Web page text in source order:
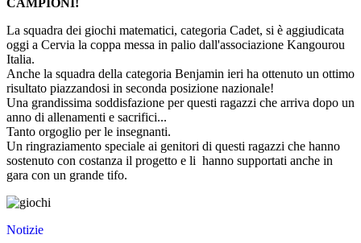
CAMPIONI!
La squadra dei giochi matematici, categoria Cadet, si è aggiudicata
oggi a Cervia la coppa messa in palio dall'associazione Kangourou
Italia.
Anche la squadra della categoria Benjamin ieri ha ottenuto un ottimo
risultato piazzandosi in seconda posizione nazionale!
Una grandissima soddisfazione per questi ragazzi che arriva dopo un
anno di allenamenti e sacrifici...
Tanto orgoglio per le insegnanti.
Un ringraziamento speciale ai genitori di questi ragazzi che hanno
sostenuto con costanza il progetto e li hanno supportati anche in
gara con un grande tifo.
Notizie